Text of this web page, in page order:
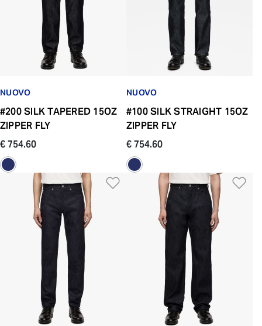
NUOVO
#200 SILK TAPERED 15OZ
ZIPPER FLY
€ 754.60
NUOVO
#100 SILK STRAIGHT 15OZ
ZIPPER FLY
€ 754.60
Aggiungi alla Lista dei